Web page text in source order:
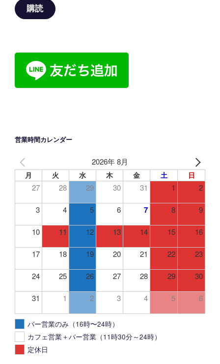
ア
ド
購読
営業時間カレンダー
2026年 8月
月 火 水 木 金 土 日
27 28 29 30 31 1 2
3 4 5 6 7 8 9
10 11 12 13 14 15 16
17 18 19 20 21 22 23
24 25 26 27 28 29 30
31 1 2 3 4 5 6
バー営業のみ（16時〜24時）
カフェ営業＋バー営業（11時30分～24時）
定休日